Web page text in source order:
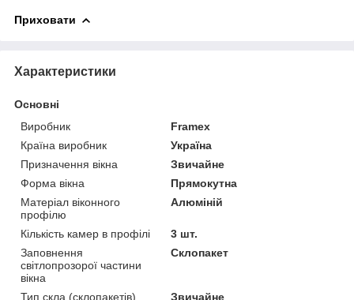
Приховати
Характеристики
Основні
Виробник
Framex
Країна виробник
Україна
Призначення вікна
Звичайне
Форма вікна
Прямокутна
Матеріал віконного
профілю
Алюміній
Кількість камер в профілі
3 шт.
Заповнення
світлопрозорої частини
вікна
Склопакет
Тип скла (склопакетів)
Звичайне